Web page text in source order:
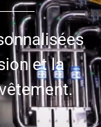
et la